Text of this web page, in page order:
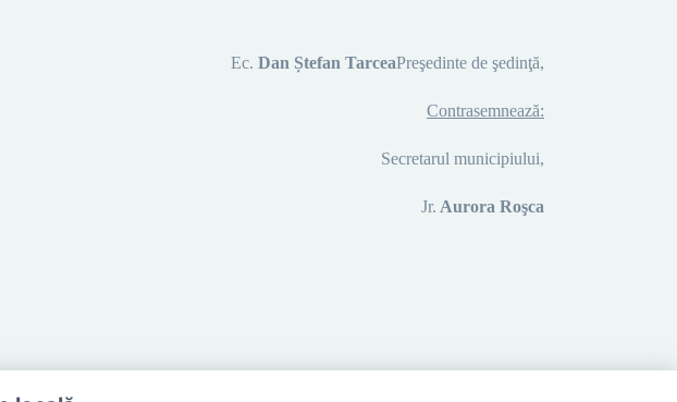
Ec. Dan Ștefan TarceaPreşedinte de şedinţă,
Contrasemnează:
Secretarul municipiului,
Jr. Aurora Roşca